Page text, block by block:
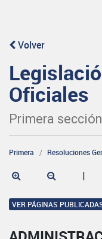
Volver
Oficiales
Primera sección
Primera Resoluciones
|
VER PÁGINAS